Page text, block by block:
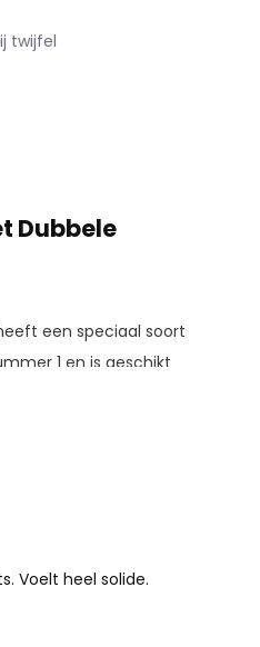
twijfel
Dubbele
een speciaal soort
1 en is geschikt
andere soort fiets,
van zadel op stang.
ze een leuke
blog!
zocht
Voelt heel solide.